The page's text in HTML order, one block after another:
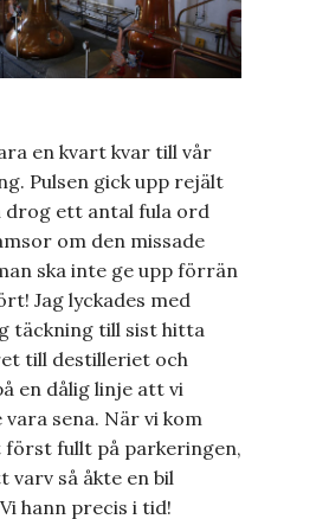
en kvart kvar till vår
Pulsen gick upp rejält
drog ett antal fula ord
om den missade
ska inte ge upp förrän
Jag lyckades med
täckning till sist hitta
till destilleriet och
en dålig linje att vi
vara sena. När vi kom
fullt på parkeringen,
varv så åkte en bil
hann precis i tid!